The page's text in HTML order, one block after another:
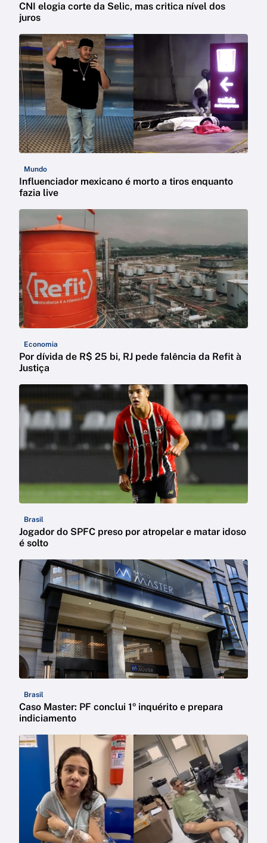
CNI elogia corte da Selic, mas critica nível dos
juros
Mundo
Influenciador mexicano é morto a tiros enquanto
fazia live
Economia
Por dívida de R$ 25 bi, RJ pede falência da Refit à
Justiça
Brasil
Jogador do SPFC preso por atropelar e matar idoso
é solto
Brasil
Caso Master: PF conclui 1º inquérito e prepara
indiciamento